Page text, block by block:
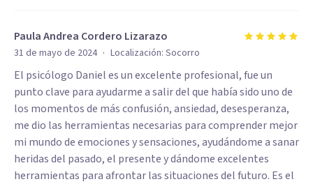
Paula Andrea Cordero Lizarazo
31 de mayo de 2024 · Localización: Socorro
El psicólogo Daniel es un excelente profesional, fue un
punto clave para ayudarme a salir del que había sido uno de
los momentos de más confusión, ansiedad, desesperanza,
me dio las herramientas necesarias para comprender mejor
mi mundo de emociones y sensaciones, ayudándome a sanar
heridas del pasado, el presente y dándome excelentes
herramientas para afrontar las situaciones del futuro. Es el